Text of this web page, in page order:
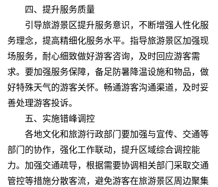
四、提升服务质量
引导旅游景区提升服务意识，不断增强人性化服
务理念，提高精细化服务水平。指导旅游景区加强现
场服务，耐心细致做好游客咨询，及时回应游客需
求。要加强服务保障，备足防暑降温设施和物品，做
好特殊天气的游客关怀。畅通游客沟通渠道，及时妥
善处理游客投诉。
五、实施错峰调控
各地文化和旅游行政部门要加强与宣传、交通等
部门的协作，强化工作联动，提升区域综合调控能
力。加强交通疏导，根据需要协调相关部门采取交通
管控等措施分散客流，避免游客在旅游景区周边聚集